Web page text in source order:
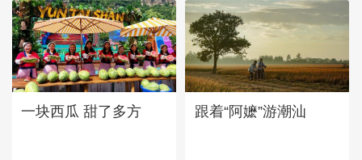
一块西瓜 甜了多方 跟着“阿嬷”游潮汕